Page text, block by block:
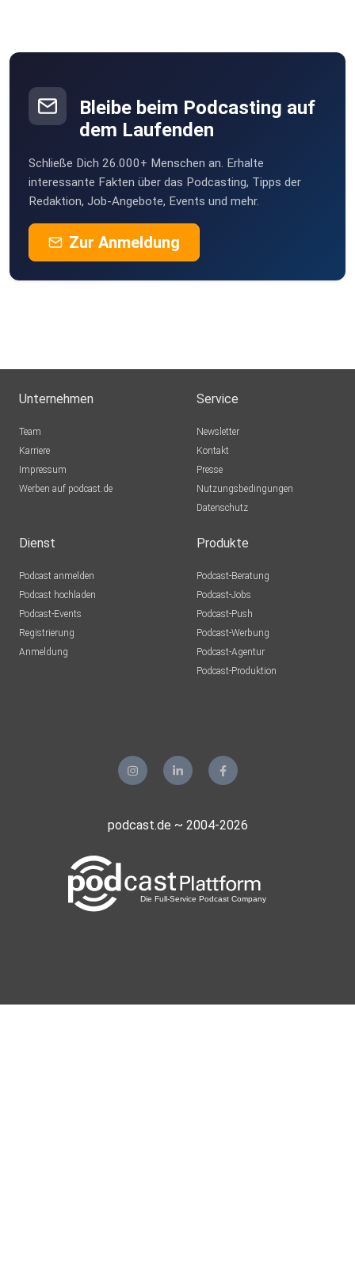
Bleibe beim Podcasting auf
dem Laufenden
Schließe Dich 26.000+ Menschen an. Erhalte
interessante Fakten über das Podcasting, Tipps der
Redaktion, Job-Angebote, Events und mehr.
Zur Anmeldung
Unternehmen
Team
Karriere
Impressum
Werben auf podcast.de
Service
Newsletter
Kontakt
Presse
Nutzungsbedingungen
Datenschutz
Dienst
Podcast anmelden
Podcast hochladen
Podcast-Events
Registrierung
Anmeldung
Produkte
Podcast-Beratung
Podcast-Jobs
Podcast-Push
Podcast-Werbung
Podcast-Agentur
Podcast-Produktion
podcast.de ~ 2004-2026